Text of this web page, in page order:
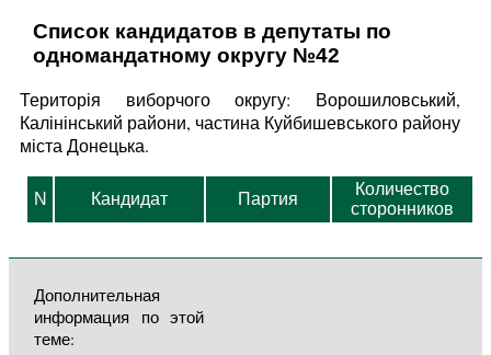
Список кандидатов в депутаты по
одномандатному округу №42
Територія виборчого округу: Ворошиловський,
Калінінський райони, частина Куйбишевського району
міста Донецька.
N Кандидат Партия
Количество
сторонников
Дополнительная
информация по этой
теме: